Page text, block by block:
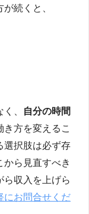
続くと、
、
自分の時間
き方を変えるこ
選択肢は必ず存
ら見直すべき
ら収入を上げら
にお問合せくだ